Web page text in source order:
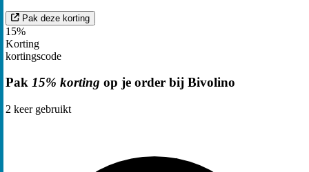
Pak deze korting
15%
Korting
kortingscode
Pak 15% korting op je order bij Bivolino
2 keer gebruikt